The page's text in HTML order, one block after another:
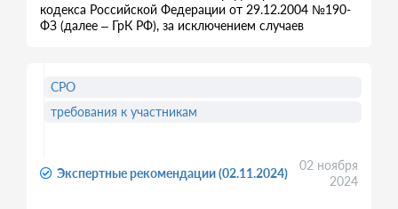
кодекса Российской Федерации от 29.12.2004 №190-
ФЗ (далее – ГрК РФ), за исключением случаев
Экспертные рекомендации (02.11.2024)
02 ноября
2024
СРО
требования к участникам